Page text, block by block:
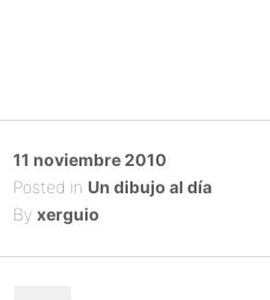
Posted
on
11 noviembre 2010
Posted in Un dibujo al día
By xerguio